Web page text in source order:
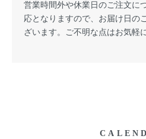
営業時間外や休業日のご注文に
応となりますので、お届け日の
ざいます。ご不明な点はお気軽